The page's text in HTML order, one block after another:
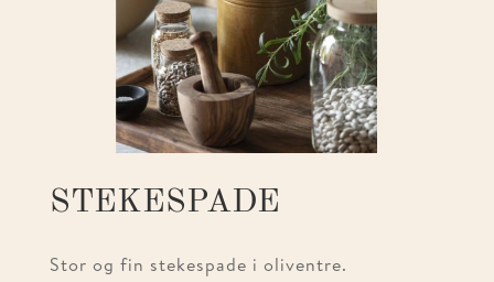
STEKESPADE
Stor og fin stekespade i oliventre.